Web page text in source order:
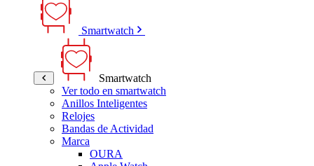
Smartwatch
Smartwatch
Ver todo en smartwatch
Anillos Inteligentes
Relojes
Bandas de Actividad
Marca
OURA